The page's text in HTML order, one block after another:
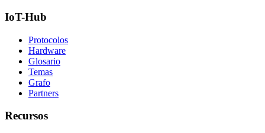
IoT-Hub
Protocolos
Hardware
Glosario
Temas
Grafo
Partners
Recursos